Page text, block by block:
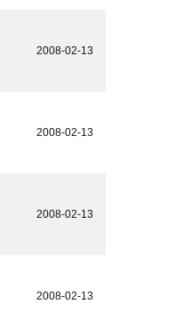
2008-02-13
2008-02-13
2008-02-13
2008-02-13